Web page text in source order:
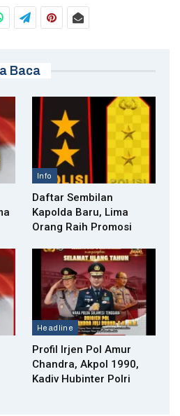
Baca
Info
Daftar Sembilan
Kapolda Baru, Lima
Orang Raih Promosi
Headline
Profil Irjen Pol Amur
Chandra, Akpol 1990,
Kadiv Hubinter Polri